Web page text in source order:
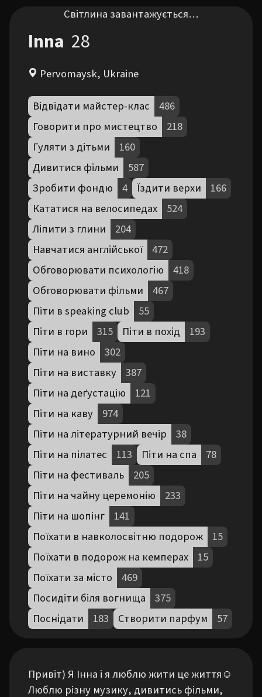
Світлина завантажується…
Inna 28
Pervomaysk, Ukraine
Відвідати майстер-клас
486
Говорити про мистецтво
218
Гуляти з дітьми
160
Дивитися фільми
587
Зробити фондю
4 Їздити верхи
166
Кататися на велосипедах
524
Ліпити з глини
204
Навчатися англійської
472
Обговорювати психологію
418
Обговорювати фільми
467
Піти в speaking club
55
Піти в гори
315 Піти в похід
193
Піти на вино
302
Піти на виставку
387
Піти на деґустацію
121
Піти на каву
974
Піти на літературний вечір
38
Піти на пілатес
113 Піти на спа
78
Піти на фестиваль
205
Піти на чайну церемонію
233
Піти на шопінг
141
Поїхати в навколосвітню подорож
15
Поїхати в подорож на кемперах
15
Поїхати за місто
469
Посидіти біля вогнища
375
Поснідати
183 Створити парфум 57
Привіт) Я Інна і я люблю жити це життя☺️
Люблю різну музику, дивитись фільми,